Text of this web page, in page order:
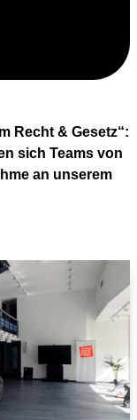
Recht & Gesetz“:
sich Teams von
an unserem